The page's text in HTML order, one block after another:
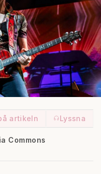
artikeln
Lyssna
Commons